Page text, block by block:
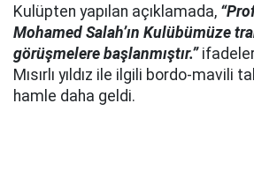
Kulüpten yapılan açıklamada,
Mohamed Salah’ın Kulübümüze
görüşmelere başlanmıştır.”
Mısırlı yıldız ile ilgili bordo-mavili
hamle daha geldi.